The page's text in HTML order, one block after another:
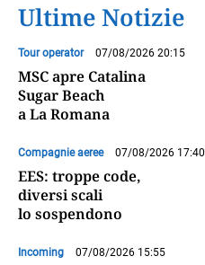
Ultime Notizie
Tour operator 07/08/2026 20:15
MSC apre Catalina
Sugar Beach
a La Romana
Compagnie aeree 07/08/2026 17:40
EES: troppe code,
diversi scali
lo sospendono
Incoming 07/08/2026 15:55